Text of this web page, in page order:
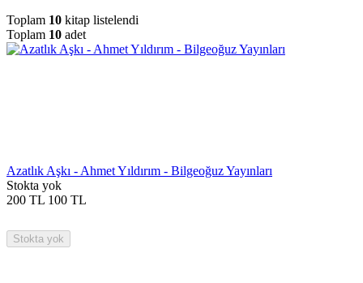
Toplam 10 kitap listelendi
Toplam 10 adet
Azatlık Aşkı - Ahmet Yıldırım - Bilgeoğuz Yayınları
Stokta yok
200 TL 100 TL
Stokta yok